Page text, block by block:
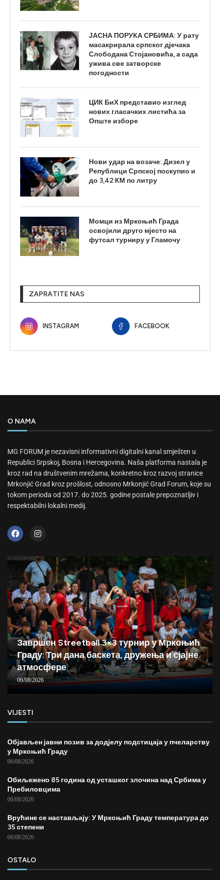
ЈАСНА ПОРУКА СРБИМА: У рату
масакрирала српског дјечака
Слободана Стојановића, а сада
ужива све затворске
погодности
ЦИК БиХ представио изглед
нових гласачких листића за
Опште изборе
Нови удар на возаче: Дизел у
Републици Српској поскупио и
до 3,42 КМ по литру
Момци из Мркоњић Града
освојили друго мјесто на
футсал турниру у Гламочу
ZAPRATITE NAS
INSTAGRAM FACEBOOK
O NAMA
MG FORUM je nezavisni informativni digitalni kanal smješten u
Republici Srpskoj, Bosna i Hercegovina. Naša platforma nastala je
kroz rad na društvenim mrežama, konkretno kroz razvoj stranice
Mrkonjić Grad kroz prošlost, odnosno Mrkonjić Grad Forum, koje su
tokom perioda od 2017. do 2025. godine postale prepoznatljiv i
respektabilni lokalni medij.
Завршен Streetball 3×3 турнир у Мркоњић
Граду: Три дана баскета, дружења и сјајне
атмосфере
06/08/2026
VIJESTI
Објављен јавни позив за додјелу подстицаја у пчеларству
у Мркоњић Граду
06/08/2026
Обиљежено 85 година од усташког злочина над Србима у
Пребиловцима
06/08/2026
Врућине се настављају: У Мркоњић Граду температура до
35 степени
06/08/2026
OSTALO